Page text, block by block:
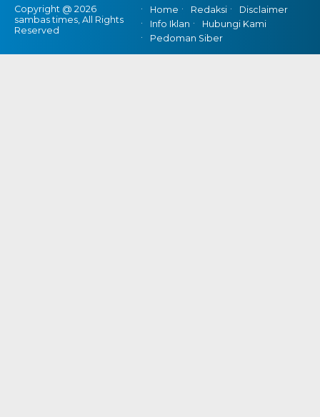
Copyright @ 2026
sambas times, All Rights
Reserved
Home Redaksi
Disclaimer
Info Iklan
Hubungi Kami
Pedoman Siber